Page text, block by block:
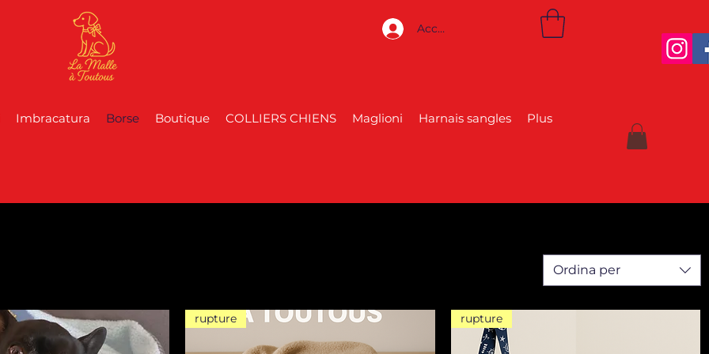
Accedi
Imbracatura Borse Boutique COLLIERS CHIENS Maglioni Harnais sangles Plus
Ordina per
rupture rupture